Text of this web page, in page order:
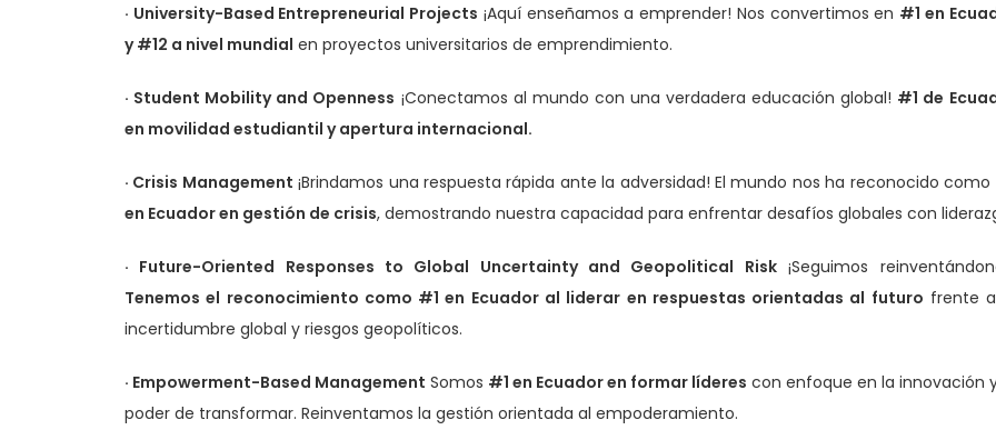
· University-Based Entrepreneurial Projects ¡Aquí enseñamos a emprender! Nos convertimos en #1 en
y #12 a nivel mundial en proyectos universitarios de emprendimiento.
· Student Mobility and Openness ¡Conectamos al mundo con una verdadera educación global! #1 de
en movilidad estudiantil y apertura internacional.
· Crisis Management ¡Brindamos una respuesta rápida ante la adversidad! El mundo nos ha reconocido como
en Ecuador en gestión de crisis, demostrando nuestra capacidad para enfrentar desafíos globales con
· Future-Oriented Responses to Global Uncertainty and Geopolitical Risk¡Seguimos
Tenemos el reconocimiento como #1 en Ecuador al liderar en respuestas orientadas al futuro frente
incertidumbre global y riesgos geopolíticos.
· Empowerment-Based Management Somos #1 en Ecuador en formar líderes con enfoque en la innovación
poder de transformar. Reinventamos la gestión orientada al empoderamiento.